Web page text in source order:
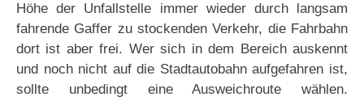
Höhe der Unfallstelle immer wieder durch langsam
fahrende Gaffer zu stockenden Verkehr, die Fahrbahn
dort ist aber frei. Wer sich in dem Bereich auskennt
und noch nicht auf die Stadtautobahn aufgefahren ist,
sollte unbedingt eine Ausweichroute wählen.